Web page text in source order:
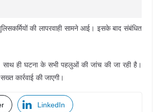
की लापरवाही सामने आई। इसके बाद संबंधित
साथ ही घटना के सभी पहलुओं की जांच की जा रही है।
कार्रवाई की जाएगी।
LinkedIn